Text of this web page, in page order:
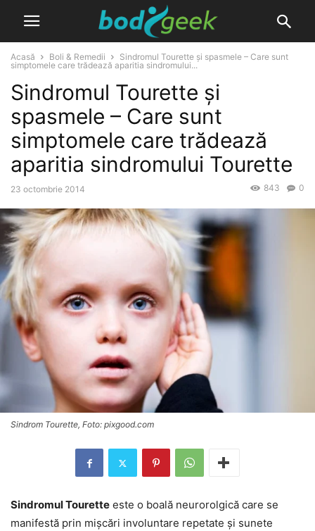
Acasă Boli & Remedii
Sindromul Tourette și spasmele – Care sunt
simptomele care trădează aparitia sindromului...
Sindromul Tourette și
spasmele – Care sunt
simptomele care trădează
aparitia sindromului Tourette
23 octombrie 2014 0
843
Sindrom Tourette, Foto: pixgood.com
Sindromul Tourette este o boală neurorolgică care se
manifestă prin mișcări involuntare repetate și sunete